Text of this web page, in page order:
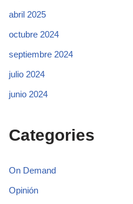
abril 2025
octubre 2024
septiembre 2024
julio 2024
junio 2024
Categories
On Demand
Opinión